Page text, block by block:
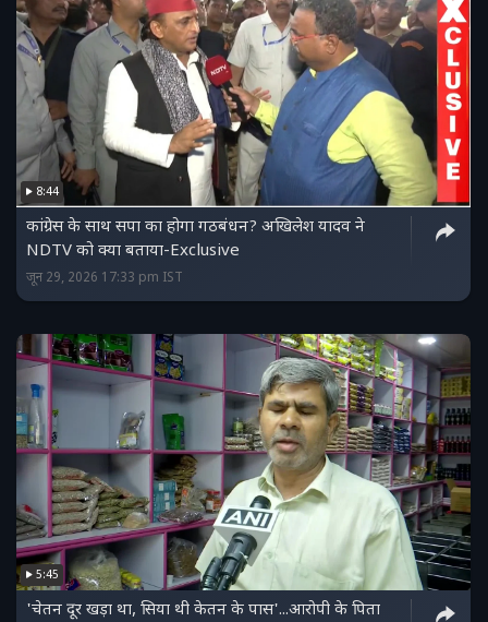
8:44
कांग्रेस के साथ सपा का होगा गठबंधन? अखिलेश यादव ने
NDTV को क्या बताया-Exclusive
जून 29, 2026 17:33 pm IST
5:45
'चेतन दूर खड़ा था, सिया थी केतन के पास'...आरोपी के पिता